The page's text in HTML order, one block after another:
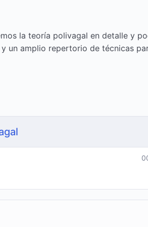
la teoría polivagal en detalle y
un amplio repertorio de técnicas